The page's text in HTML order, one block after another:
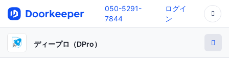
050-5291-
7844
ログイ
ン
ディープロ（DPro）